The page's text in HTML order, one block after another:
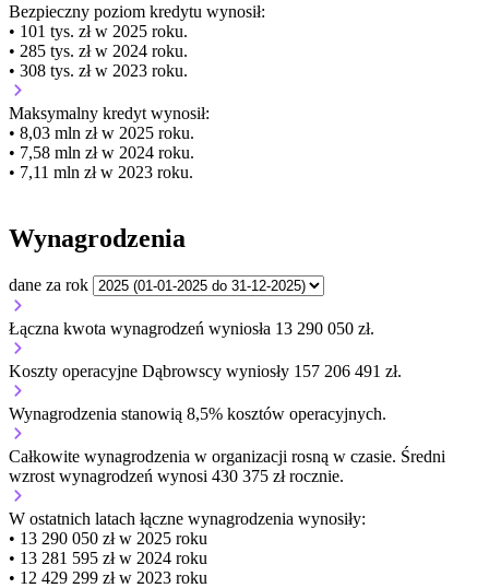
Bezpieczny poziom kredytu wynosił:
• 101 tys. zł w 2025 roku.
• 285 tys. zł w 2024 roku.
• 308 tys. zł w 2023 roku.
Maksymalny kredyt wynosił:
• 8,03 mln zł w 2025 roku.
• 7,58 mln zł w 2024 roku.
• 7,11 mln zł w 2023 roku.
Wynagrodzenia
dane za rok
Łączna kwota wynagrodzeń wyniosła 13 290 050 zł.
Koszty operacyjne Dąbrowscy wyniosły 157 206 491 zł.
Wynagrodzenia stanowią 8,5% kosztów operacyjnych.
Całkowite wynagrodzenia w organizacji rosną w czasie. Średni
wzrost wynagrodzeń wynosi 430 375 zł rocznie.
W ostatnich latach łączne wynagrodzenia wynosiły:
• 13 290 050 zł w 2025 roku
• 13 281 595 zł w 2024 roku
• 12 429 299 zł w 2023 roku